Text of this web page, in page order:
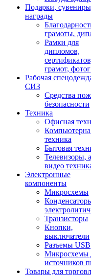
Подарки,
награды
грамоты,
Рамки для
дипломов,
грамот,
Рабочая
СИЗ
Средства
безопасности
Техника
Офисная
техника
Бытовая
Телевизоры,
видео
Электронные
компоненты
Микросхемы
Транзисторы
Кнопки,
выключатели
Разъемы USB
Микросхемы
источников
Товары для